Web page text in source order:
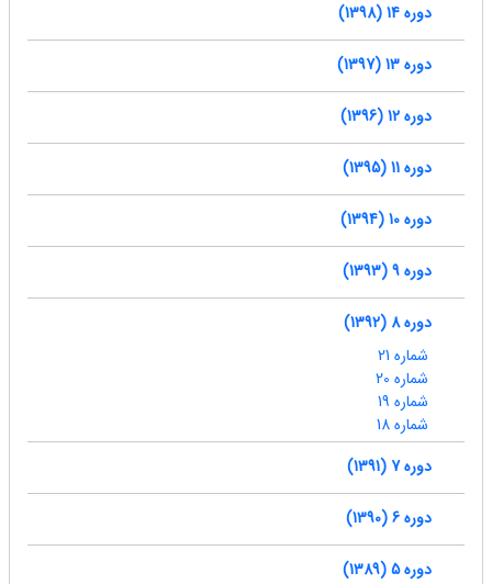
دوره 14 (1398)
دوره 13 (1397)
دوره 12 (1396)
دوره 11 (1395)
دوره 10 (1394)
دوره 9 (1393)
دوره 8 (1392)
شماره 21
شماره 20
شماره 19
شماره 18
دوره 7 (1391)
دوره 6 (1390)
دوره 5 (1389)